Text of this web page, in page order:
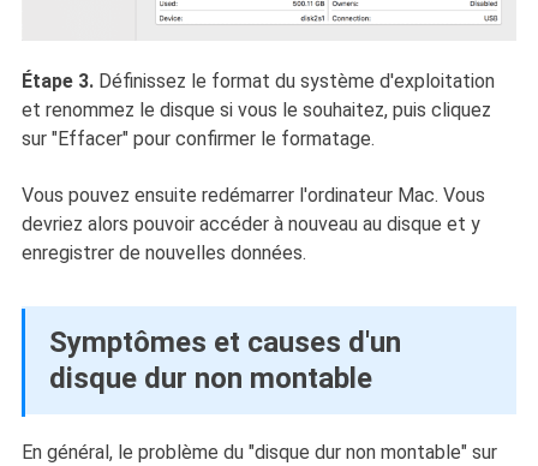
Étape 3.Définissez le format du système d'exploitation
et renommez le disque si vous le souhaitez, puis cliquez
sur "Effacer" pour confirmer le formatage.
Vous pouvez ensuite redémarrer l'ordinateur Mac. Vous
devriez alors pouvoir accéder à nouveau au disque et y
enregistrer de nouvelles données.
Symptômes et causes d'un
disque dur non montable
En général, le problème du "disque dur non montable" sur